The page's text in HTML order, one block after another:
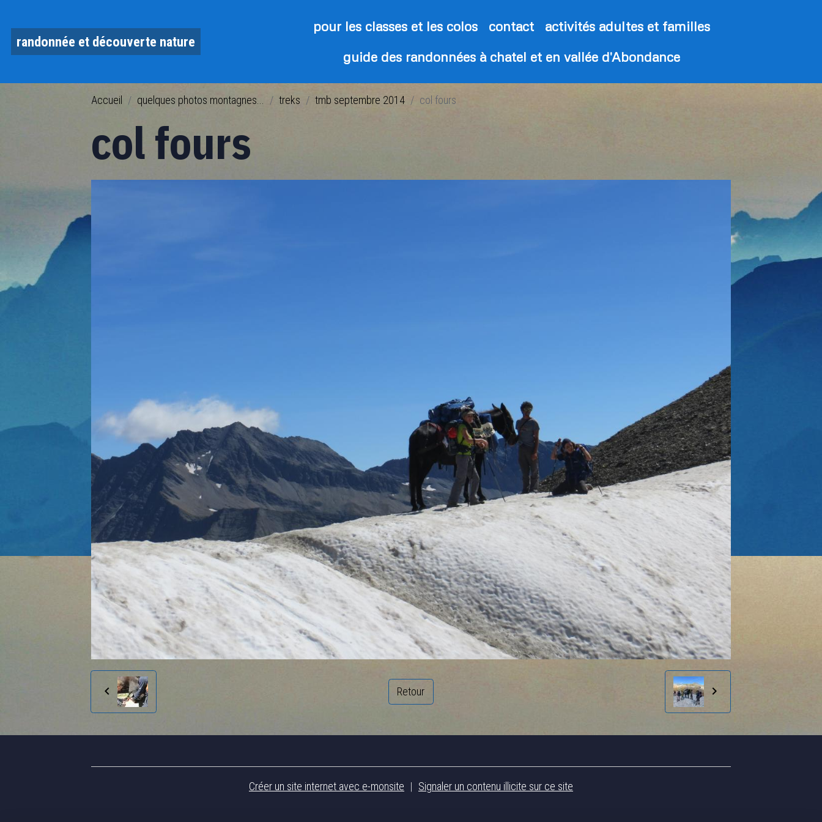
randonnée et découverte nature
pour les classes et les colos contact
activités adultes et familles
guide des randonnées à chatel et en vallée d'Abondance
Accueil quelques photos montagnes... treks tmb septembre 2014 col fours
col fours
Retour
Créer un site internet avec e-monsite Signaler un contenu illicite sur ce site